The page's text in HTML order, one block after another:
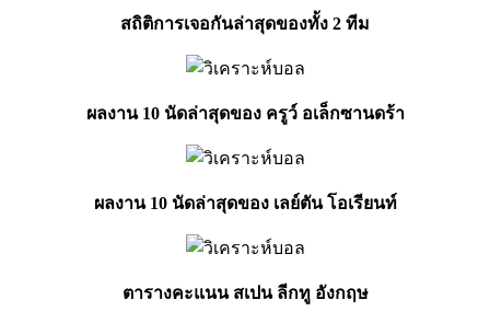
สถิติการเจอกันล่าสุดของทั้ง 2 ทีม
ผลงาน 10 นัดล่าสุดของ ครูว์ อเล็กซานดร้า
ผลงาน 10 นัดล่าสุดของ เลย์ตัน โอเรียนท์
ตารางคะแนน สเปน ลีกทู อังกฤษ